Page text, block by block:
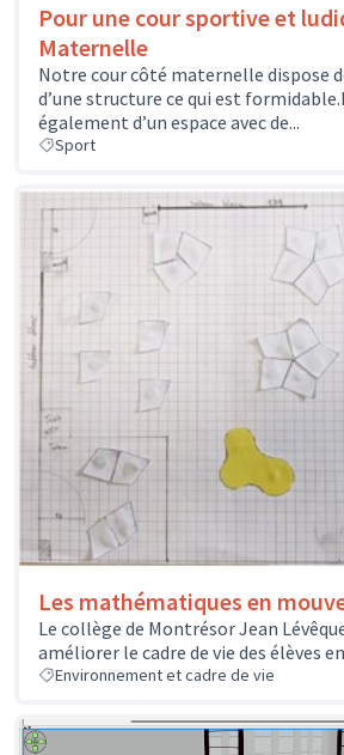
Pour une cour sportive et
Maternelle
Notre cour côté maternelle dispose
d’une structure ce qui est
également d’un espace avec de...
Sport
Les mathématiques en
Le collège de Montrésor Jean
améliorer le cadre de vie des élèves
Environnement et cadre de vie